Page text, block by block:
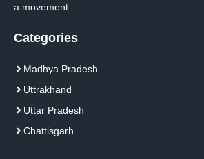
a movement.
Categories
Madhya Pradesh
Uttrakhand
Uttar Pradesh
Chattisgarh